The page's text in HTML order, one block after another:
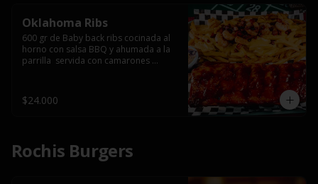
Oklahoma Ribs
600 gr de Baby back ribs cocinada al
horno con salsa BBQ y ahumada a la
parrilla  servida con camarones
$24.000
Rochis Burgers